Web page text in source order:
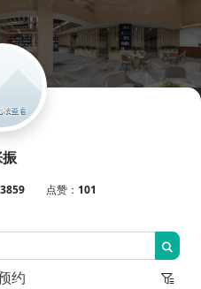
3859 点赞： 101
约